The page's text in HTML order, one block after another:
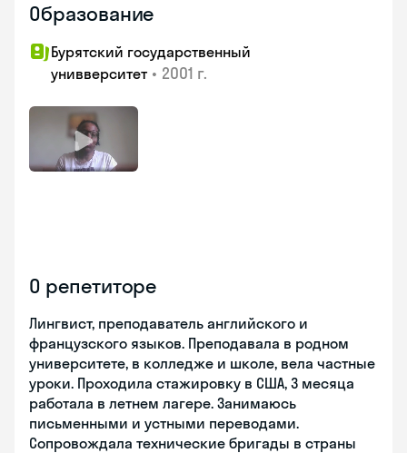
Образование
Бурятский государственный
унивверситет • 2001 г.
О репетиторе
Лингвист, преподаватель английского и
французского языков. Преподавала в родном
университете, в колледже и школе, вела частные
уроки. Проходила стажировку в США, 3 месяца
работала в летнем лагере. Занимаюсь
письменными и устными переводами.
Сопровождала технические бригады в страны